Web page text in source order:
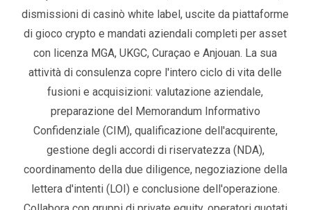
dismissioni di casinò white label, uscite da piattaforme
di gioco crypto e mandati aziendali completi per asset
con licenza MGA, UKGC, Curaçao e Anjouan. La sua
attività di consulenza copre l'intero ciclo di vita delle
fusioni e acquisizioni: valutazione aziendale,
preparazione del Memorandum Informativo
Confidenziale (CIM), qualificazione dell'acquirente,
gestione degli accordi di riservatezza (NDA),
coordinamento della due diligence, negoziazione della
lettera d'intenti (LOI) e conclusione dell'operazione.